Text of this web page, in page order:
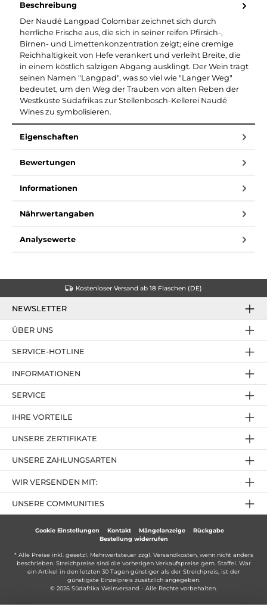
Beschreibung
Der Naudé Langpad Colombar zeichnet sich durch
herrliche Frische aus, die sich in seiner reifen Pfirsich-,
Birnen- und Limettenkonzentration zeigt; eine cremige
Reichhaltigkeit von Hefe verankert und verleiht Breite, die
in einem köstlich salzigen Abgang ausklingt. Der Wein trägt
seinen Namen "Langpad", was so viel wie "Langer Weg"
bedeutet, um den Weg der Trauben von alten Reben der
Westküste Südafrikas zur Stellenbosch-Kellerei Naudé
Wines zu symbolisieren.
Eigenschaften
Bewertungen
Informationen
Nährwertangaben
Analysewerte
Kostenloser Versand ab 18 Flaschen (DE)
NEWSLETTER
SERVICE-HOTLINE
IHRE VORTEILE
UNSERE ZAHLUNGSARTEN
ÜBER UNS
UNSERE ZERTIFIKATE
INFORMATIONEN
SERVICE
UNSERE COMMUNITIES
WIR VERSENDEN MIT:
Cookie Einstellungen Kontakt Mängelanzeige
Rückgabe
Bestellung widerrufen
* Alle Preise inkl. gesetzl. Mehrwertsteuer zzgl. Versandkosten, wenn nicht anders
beschrieben. Streichpreise sind die vorherigen Verkaufspreise gem. Staffel. War
ein Artikel in den letzten 30 Tagen günstiger als der Streichpreis, ist der
günstigste Einzelpreis zusätzlich angegeben.
© 2026 Südafrika Weinversand - Alle Rechte vorbehalten.